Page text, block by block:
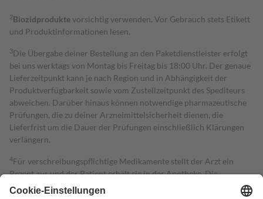
2Biozidproduktevorsichtig verwenden. Vor Gebrauch stets Etikett
und Produktinformationen lesen.
3Die Übergabe deiner Bestellung an den Paketdienstleister erfolgt
bei uns werktags von Montag bis Freitag bis 18:00 Uhr. Der genaue
Lieferzeitpunkt kann je nach Region und in Abhängigkeit der
Produktverfügbarkeit sowie vom Zustellzeitpunkt des Spediteurs
abweichen. Darüber hinaus können notwendige pharmazeutische
Prüfungen, die zu deiner Arzneimittelsicherheit dienen, die
Lieferfrist um die Dauer der Prüfungen einschließlich Klärungen
verlängern.
4Für verschreibungspflichtige Medikamente stellt der Arzt ein
Rezept aus und der Patient erhält sie in der Apotheke. Die
gesetzliche Krankenversicherung übernimmt in der Regel die